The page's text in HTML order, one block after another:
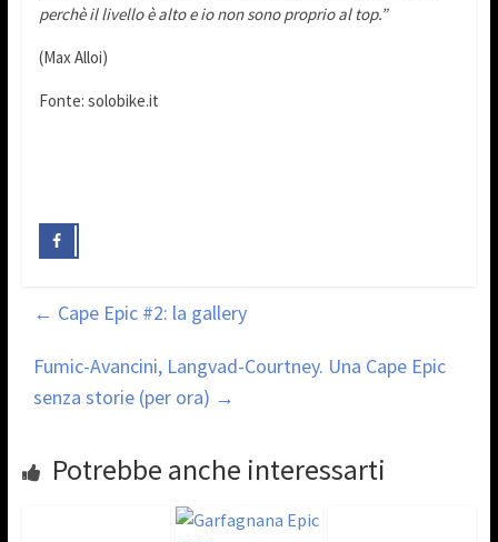
perchè il livello è alto e io non sono proprio al top.”
(Max Alloi)
Fonte: solobike.it
← Cape Epic #2: la gallery
Fumic-Avancini, Langvad-Courtney. Una Cape Epic
senza storie (per ora) →
Potrebbe anche interessarti